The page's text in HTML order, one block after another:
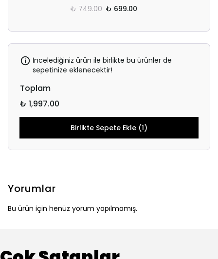
₺ 749.00 ₺ 699.00
İncelediğiniz ürün ile birlikte bu ürünler de
sepetinize eklenecektir!
Toplam
₺ 1,997.00
Birlikte Sepete Ekle (1)
Yorumlar
Bu ürün için henüz yorum yapılmamış.